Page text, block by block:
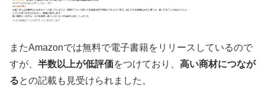
またAmazonでは無料で電子書籍をリリースしているので
すが、 半数以上が低評価をつけており、 高い商材につなが
るとの記載も見受けられました。